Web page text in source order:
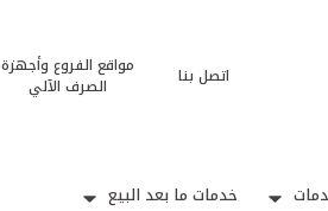
اتصل بنا
مواقع الفروع وأجهزة
الصرف الآلي
خدمات ما بعد البيع